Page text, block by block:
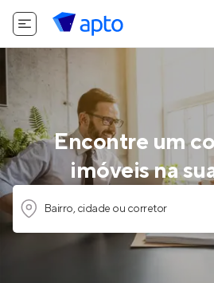
Encontre um
imóveis na
Bairro, cidade ou corretor